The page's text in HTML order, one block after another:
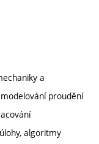
a
proudění
algoritmy